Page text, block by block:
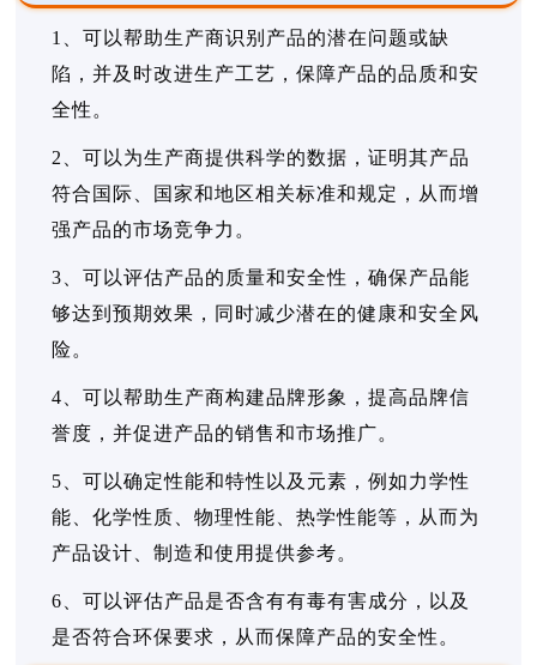
1、可以帮助生产商识别产品的潜在问题或缺
陷，并及时改进生产工艺，保障产品的品质和安
全性。
2、可以为生产商提供科学的数据，证明其产品
符合国际、国家和地区相关标准和规定，从而增
强产品的市场竞争力。
3、可以评估产品的质量和安全性，确保产品能
够达到预期效果，同时减少潜在的健康和安全风
险。
4、可以帮助生产商构建品牌形象，提高品牌信
誉度，并促进产品的销售和市场推广。
5、可以确定性能和特性以及元素，例如力学性
能、化学性质、物理性能、热学性能等，从而为
产品设计、制造和使用提供参考。
6、可以评估产品是否含有有毒有害成分，以及
是否符合环保要求，从而保障产品的安全性。